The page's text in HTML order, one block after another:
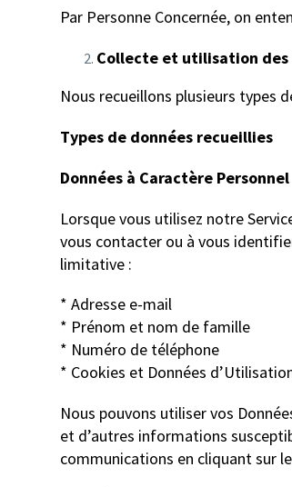
Par Personne Concernée, on
Collecte et utilisation des
Nous recueillons plusieurs types
Types de données recueillies
Données à Caractère Personnel
Lorsque vous utilisez notre
vous contacter ou à vous
limitative :
* Adresse e-mail
* Prénom et nom de famille
* Numéro de téléphone
* Cookies et Données
Nous pouvons utiliser vos
et d’autres informations
communications en cliquant sur